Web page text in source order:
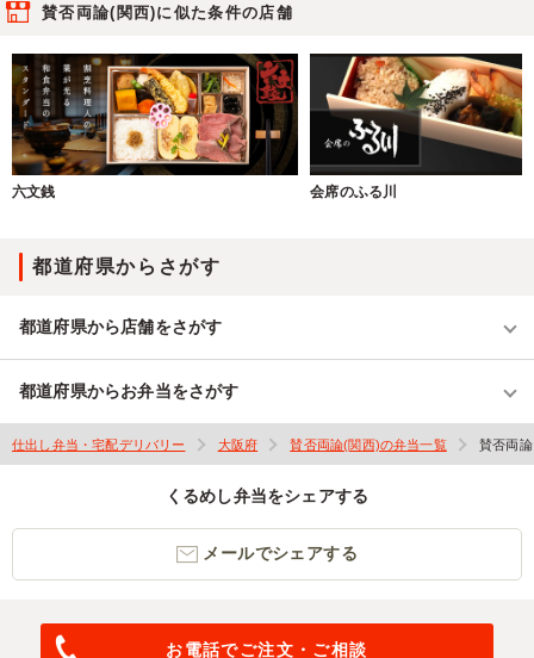
賛否両論(関西)に似た条件の店舗
六文銭 会席のふる川
都道府県からさがす
都道府県から店舗をさがす
都道府県からお弁当をさがす
仕出し弁当・宅配デリバリー 大阪府 賛否両論(関西)の弁当一覧 賛否両
くるめし弁当をシェアする
メールでシェアする
お電話でご注文・ご相談